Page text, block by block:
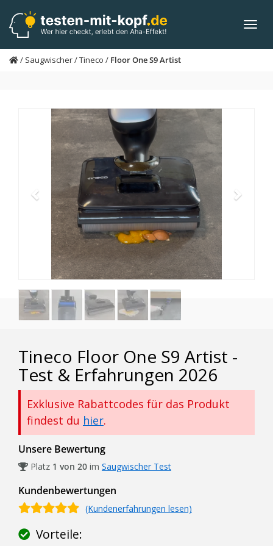
main
content
/ Saugwischer/Tineco / Floor One S9 Artist
Tineco Floor One S9 Artist -
Test & Erfahrungen 2026
Exklusive Rabattcodes für das Produkt
findest du hier.
Unsere Bewertung
Platz 1 von 20 im Saugwischer Test
Kundenbewertungen
(Kundenerfahrungen lesen)
Vorteile: